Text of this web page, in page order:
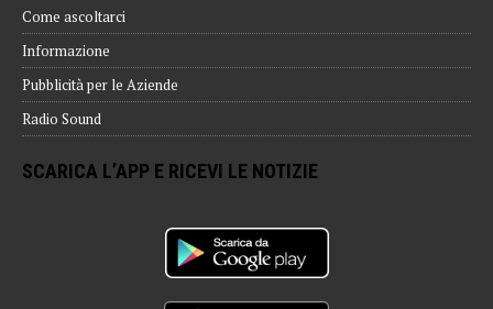
Come ascoltarci
Informazione
Pubblicità per le Aziende
Radio Sound
SCARICA L’APP E RICEVI LE NOTIZIE